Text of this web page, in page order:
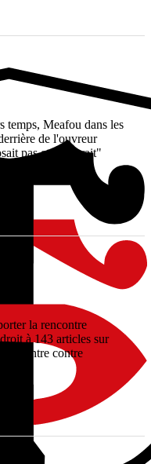
temps, Meafou dans les
de l'ouvreur
pas et "pourrait"
la rencontre
à 143 articles sur
contre